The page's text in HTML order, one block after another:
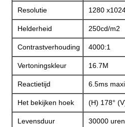
Resolutie 1280
Helderheid 250cd/m2
Contrastverhouding 4000:1
Vertoningskleur 16.7M
Reactietijd 6.5ms
Het bekijken hoek (H) 178°
Levensduur
30000 uren